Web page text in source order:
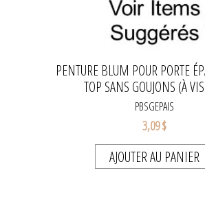
PENTURE BLUM POUR PORTE
TOP SANS GOUJONS (À
PBSGEPAIS
3,09 $
AJOUTER AU PANIER